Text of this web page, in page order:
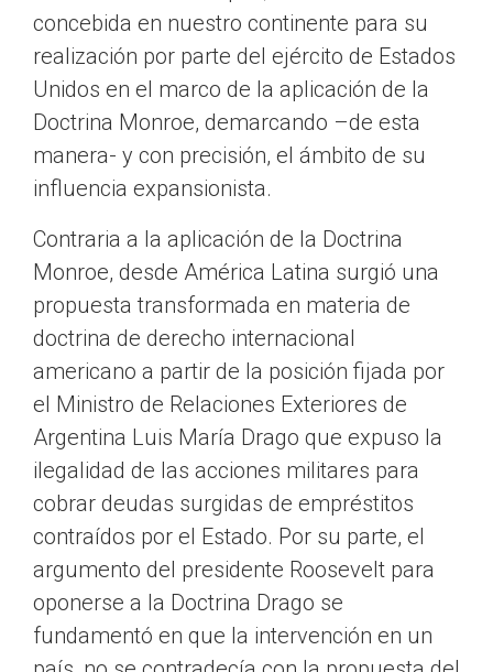
concebida en nuestro continente para su
realización por parte del ejército de Estados
Unidos en el marco de la aplicación de la
Doctrina Monroe, demarcando –de esta
manera- y con precisión, el ámbito de su
influencia expansionista.
Contraria a la aplicación de la Doctrina
Monroe, desde América Latina surgió una
propuesta transformada en materia de
doctrina de derecho internacional
americano a partir de la posición fijada por
el Ministro de Relaciones Exteriores de
Argentina Luis María Drago que expuso la
ilegalidad de las acciones militares para
cobrar deudas surgidas de empréstitos
contraídos por el Estado. Por su parte, el
argumento del presidente Roosevelt para
oponerse a la Doctrina Drago se
fundamentó en que la intervención en un